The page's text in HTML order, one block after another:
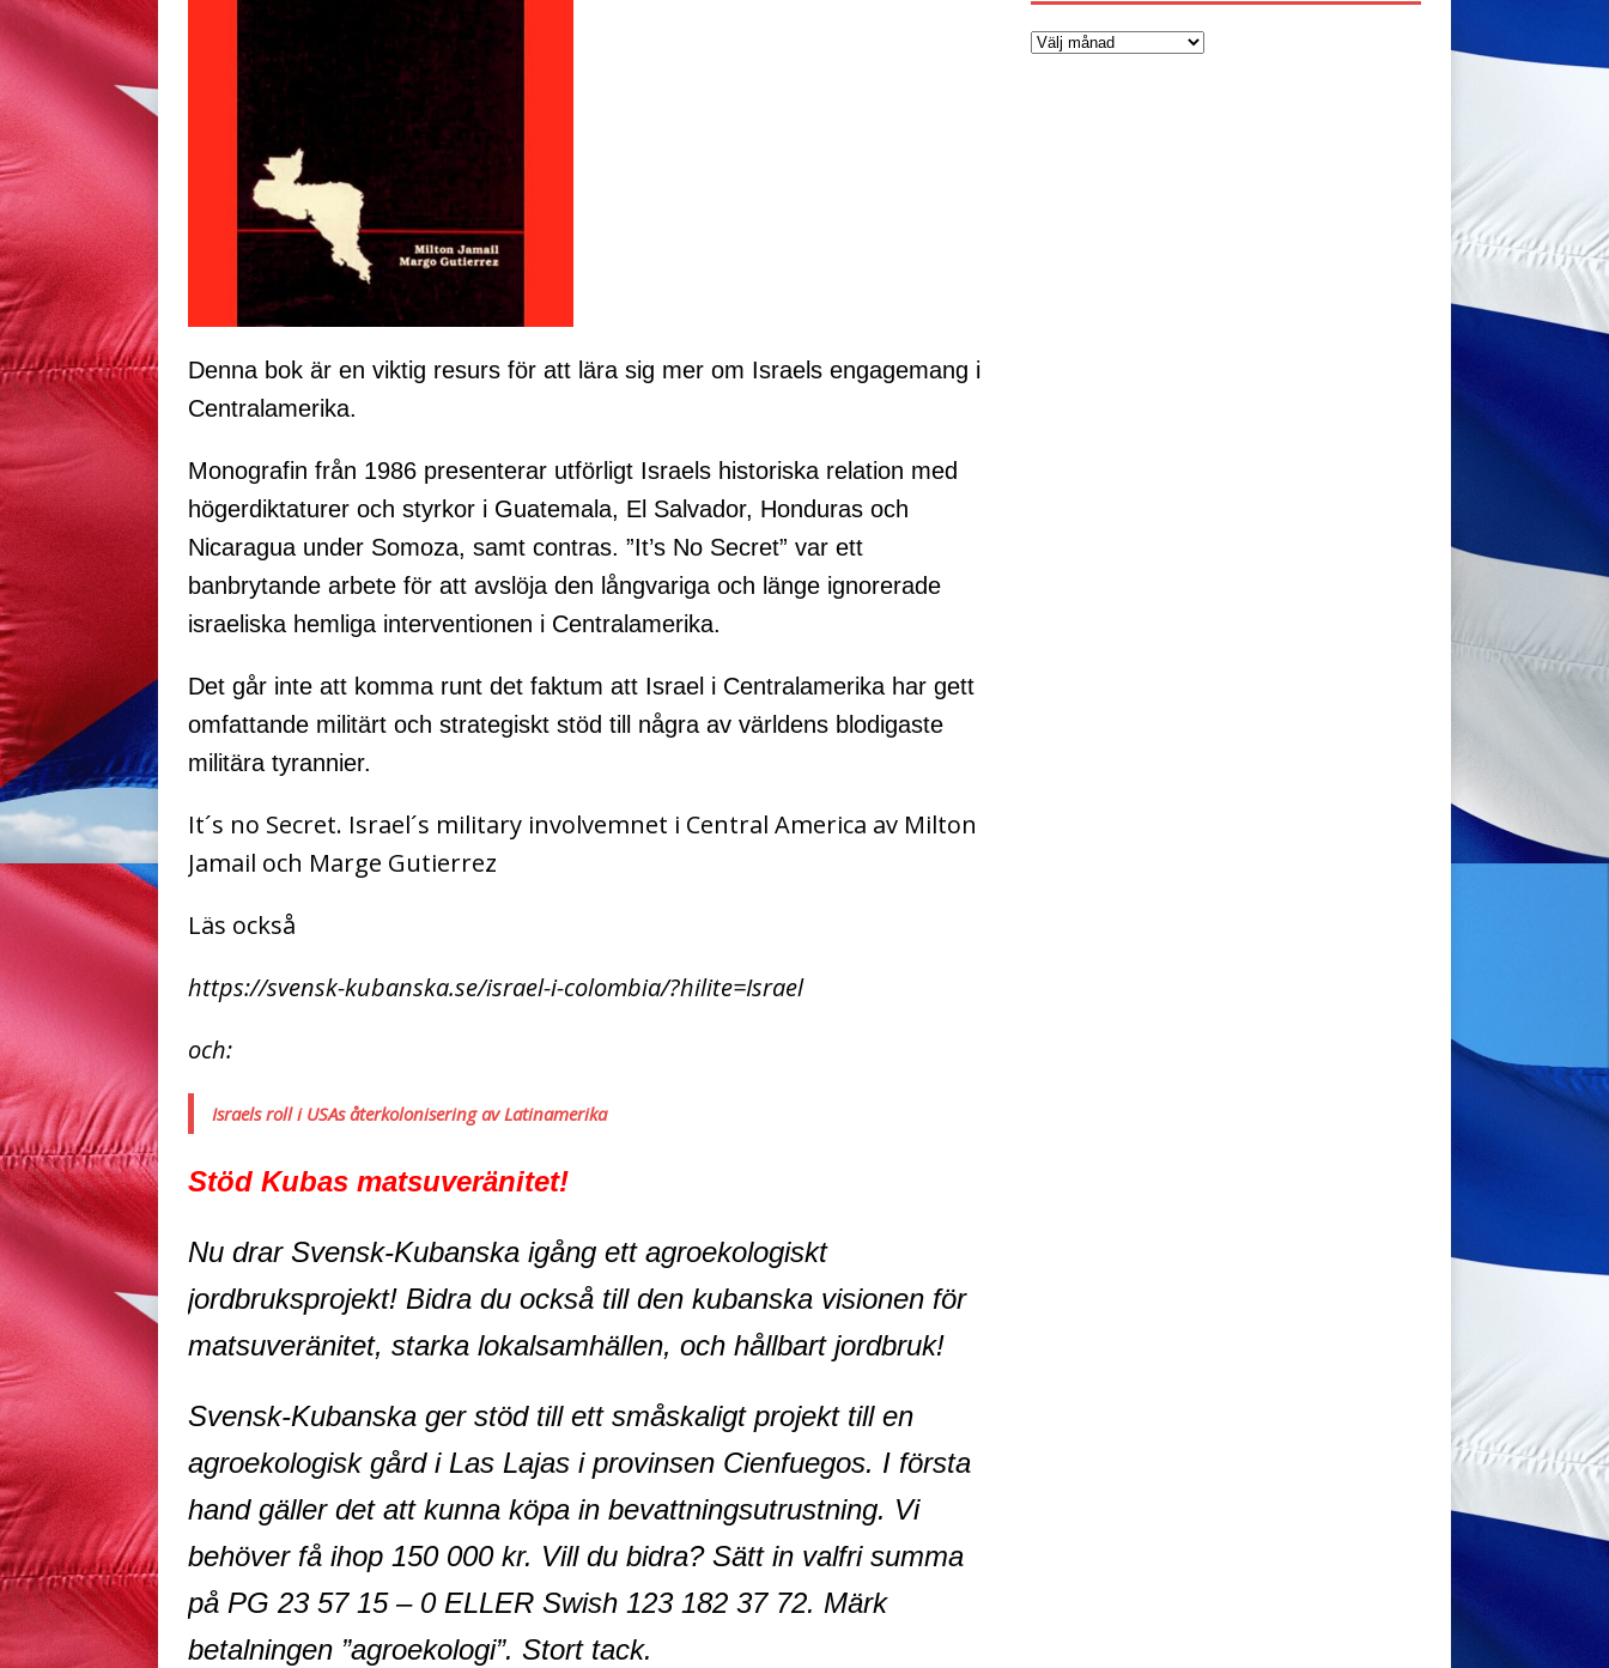
Denna bok är en viktig resurs för att lära sig mer om Israels engagemang i
Centralamerika.
Monografin från 1986 presenterar utförligt Israels historiska relation med
högerdiktaturer och styrkor i Guatemala, El Salvador, Honduras och
Nicaragua under Somoza, samt contras. ”It’s No Secret” var ett
banbrytande arbete för att avslöja den långvariga och länge ignorerade
israeliska hemliga interventionen i Centralamerika.
Det går inte att komma runt det faktum att Israel i Centralamerika har gett
omfattande militärt och strategiskt stöd till några av världens blodigaste
militära tyrannier.
It´s no Secret. Israel´s military involvemnet i Central America av Milton
Jamail och Marge Gutierrez
Läs också
https://svensk-kubanska.se/israel-i-colombia/?hilite=Israel
och:
Israels roll i USAs återkolonisering av Latinamerika
Stöd Kubas matsuveränitet!
Nu drar Svensk-Kubanska igång ett agroekologiskt
jordbruksprojekt! Bidra du också till den kubanska visionen för
matsuveränitet, starka lokalsamhällen, och hållbart jordbruk!
Svensk-Kubanska ger stöd till ett småskaligt projekt till en
agroekologisk gård i Las Lajas i provinsen Cienfuegos. I första
hand gäller det att kunna köpa in bevattningsutrustning. Vi
behöver få ihop 150 000 kr. Vill du bidra? Sätt in valfri summa
på PG 23 57 15 – 0 ELLER Swish 123 182 37 72. Märk
betalningen ”agroekologi”. Stort tack.